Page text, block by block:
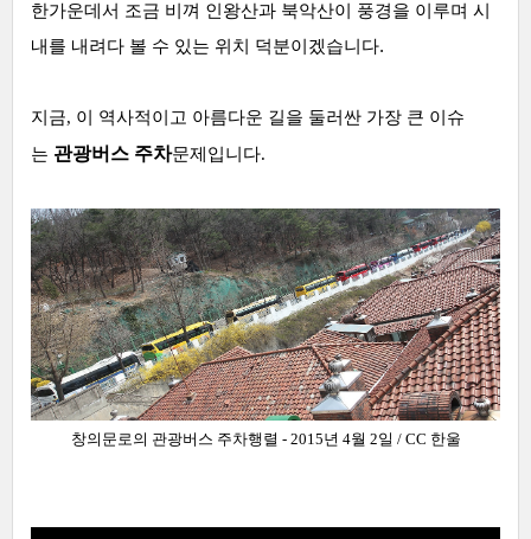
한가운데서 조금 비껴 인왕산과 북악산이 풍경을 이루며 시
내를 내려다 볼 수 있는 위치 덕분이겠습니다.
지금, 이 역사적이고 아름다운 길을 둘러싼 가장 큰 이슈
는 관광버스 주차문제입니다.
창의문로의 관광버스 주차행렬 - 2015년 4월 2일 / CC 한울